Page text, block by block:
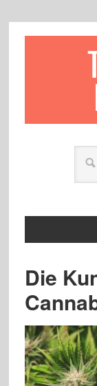
Die